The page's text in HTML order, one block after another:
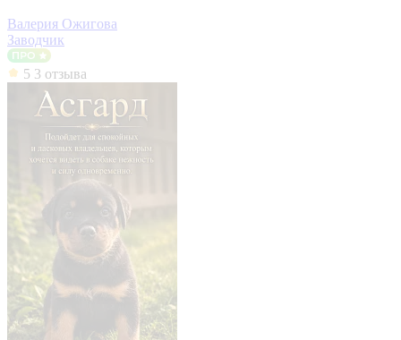
Валерия Ожигова
Заводчик
5 3 отзыва